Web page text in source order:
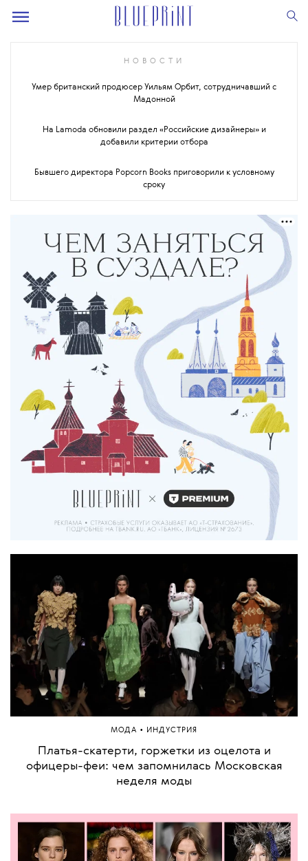
НОВОСТИ
Умер британский продюсер Уильям Орбит, сотрудничавший с
Мадонной
На Lamoda обновили раздел «Российские дизайнеры» и
добавили критерии отбора
Бывшего директора Popcorn Books приговорили к условному
сроку
МОДА • ИНДУСТРИЯ
Платья-скатерти, горжетки из оцелота и
офицеры-феи: чем запомнилась Московская
неделя моды